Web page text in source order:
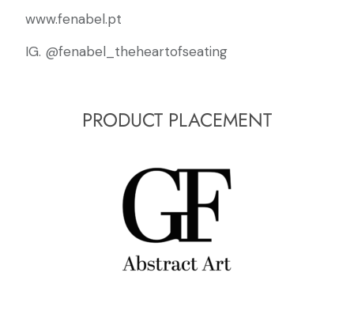
www.fenabel.pt
IG. @fenabel_theheartofseating
PRODUCT PLACEMENT